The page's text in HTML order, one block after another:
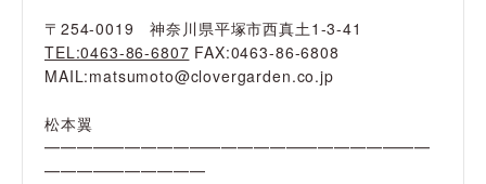
〒254-0019 神奈川県平塚市西真土1-3-41
TEL:0463-86-6807 FAX:0463-86-6808
MAIL:matsumoto@clovergarden.co.jp
松本翼
━━━━━━━━━━━━━━━━━━━━━━━━
━━━━━━━━━━